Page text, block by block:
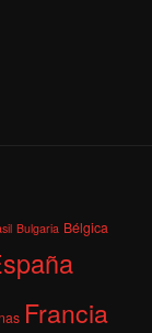
Bulgaria Bélgica
Francia